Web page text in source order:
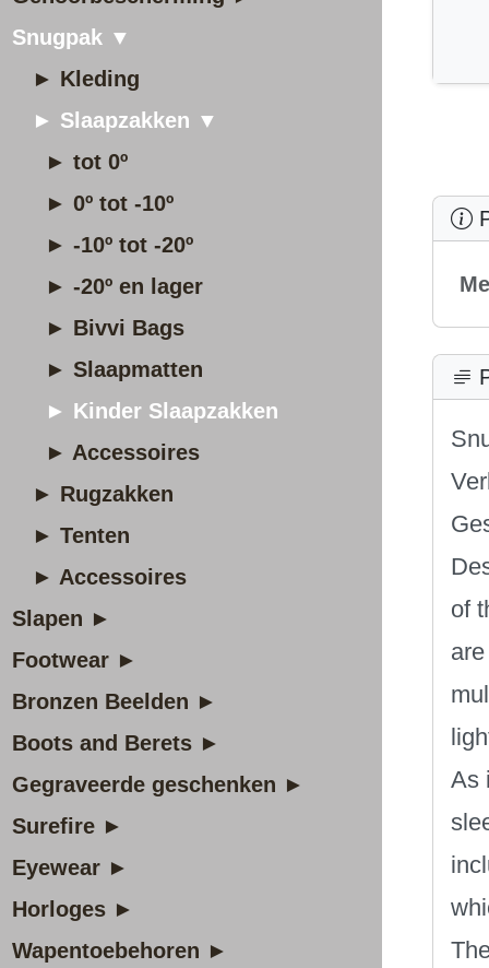
Snugpak ▼
► Kleding
► Slaapzakken ▼
► tot 0º
► 0º tot -10º
► -10º tot -20º
► -20º en lager
► Bivvi Bags
► Slaapmatten
► Kinder Slaapzakken
► Accessoires
► Rugzakken
► Tenten
► Accessoires
Slapen ►
Footwear ►
Bronzen Beelden ►
Boots and Berets ►
Gegraveerde geschenken ►
Surefire ►
Eyewear ►
Horloges ►
Wapentoebehoren ►
of
As